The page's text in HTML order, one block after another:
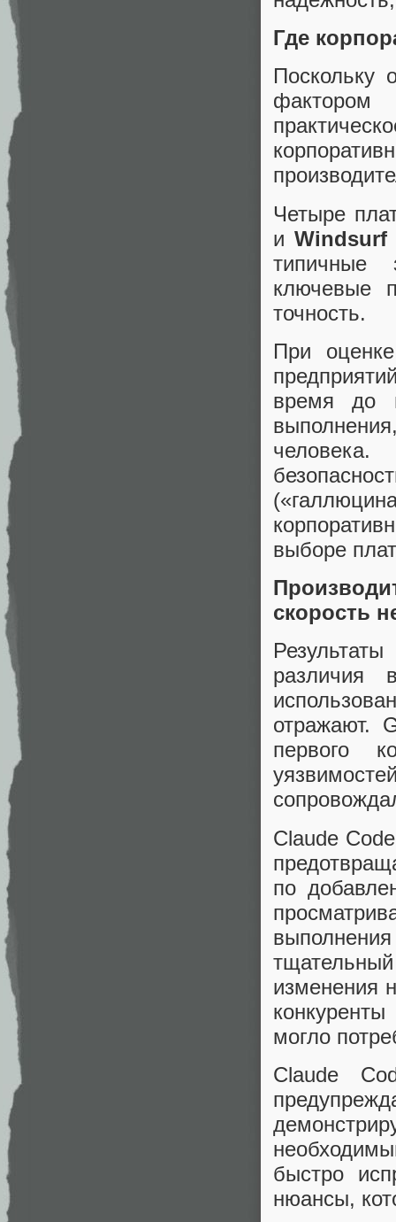
Где
Поскольку
фактором
Четыре
и Windsurf
типичные
ключевые
точность.
При
время до
выборе
скорость
различия
отражают.
первого
Claude
по
изменения
могло
Claude
быстро
нюансы,